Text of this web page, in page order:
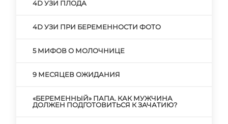
4D УЗИ ПЛОДА
4D УЗИ ПРИ БЕРЕМЕННОСТИ ФОТО
5 МИФОВ О МОЛОЧНИЦЕ
9 МЕСЯЦЕВ ОЖИДАНИЯ
«БЕРЕМЕННЫЙ» ПАПА. КАК МУЖЧИНА
ДОЛЖЕН ПОДГОТОВИТЬСЯ К ЗАЧАТИЮ?